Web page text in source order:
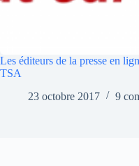
Les éditeurs de la presse en
TSA
23 octobre 2017
9